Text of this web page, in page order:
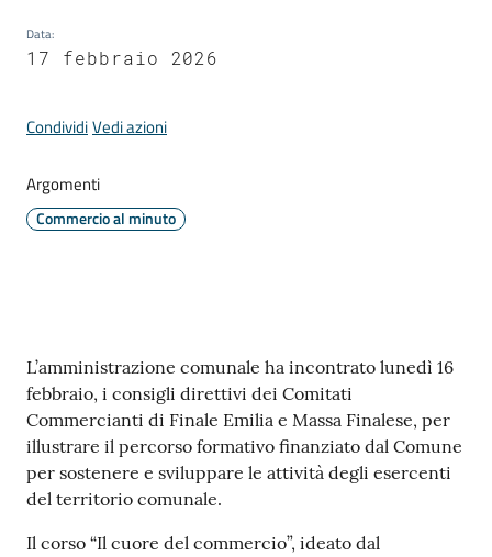
appuntamento
t
e
m
e
t
e
o
Data:
17 febbraio 2026
CondividiVedi azioni
Argomenti
Commercio al minuto
Contenuto
L’amministrazione comunale ha incontrato lunedì 16
febbraio, i consigli direttivi dei Comitati
Commercianti di Finale Emilia e Massa Finalese, per
illustrare il percorso formativo finanziato dal Comune
per sostenere e sviluppare le attività degli esercenti
del territorio comunale.
Il corso “Il cuore del commercio”, ideato dal